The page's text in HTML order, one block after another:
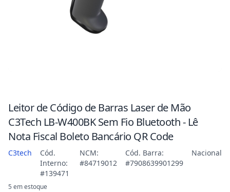
Leitor de Código de Barras Laser de Mão
C3Tech LB-W400BK Sem Fio Bluetooth - Lê
Nota Fiscal Boleto Bancário QR Code
C3tech
Cód.
Interno:
#139471
NCM:
#84719012
Cód. Barra:
#7908639901299
Nacional
5 em estoque